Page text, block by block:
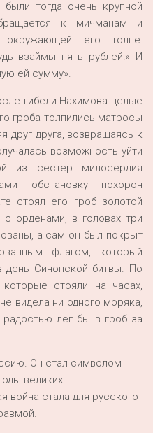
тогда очень крупной
к мичманам и
его толпе:
взаймы пять рублей!» И
ей сумму».
гибели Нахимова целые
гроба толпились матросы
друг друга, возвращаясь к
возможность уйти
из сестер милосердия
обстановку похорон
стоял его гроб золотой
с орденами, в головах три
а сам он был покрыт
флагом, который
день Синопской битвы. По
стояли на часах,
видела ни одного моряка,
лег бы в гроб за
Он стал символом
великих
война стала для русского